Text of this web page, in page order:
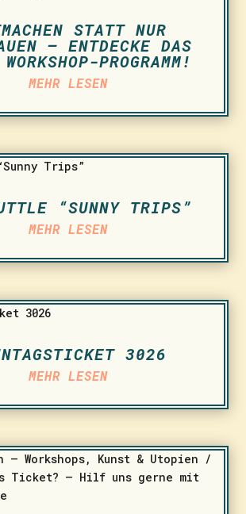
STATT NUR
– ENTDECKE DAS
PROGRAMM!
MEHR LESEN
“SUNNY TRIPS”
MEHR LESEN
3026
MEHR LESEN